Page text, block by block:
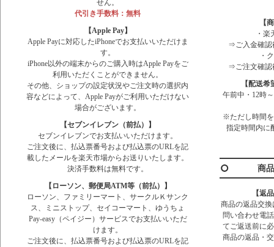
せん。
代引き手数料：無料
【Apple Pay】
Apple Payに対応したiPhoneでお支払いいただけま
す。
iPhone以外の端末からのご購入時はApple Payをご
利用いただくことができません。
その他、ショップの設定状況やご注文時の選択内
容などによって、Apple Payがご利用いただけない
場合がございます。
【セブンイレブン（前払）】
セブンイレブンでお支払いいただけます。
ご注文後に、払込票番号および払込票のURLを記
載したメールを楽天市場からお送りいたします。
決済手数料は無料です。
【ローソン、郵便局ATM等（前払）】
ローソン、ファミリーマート、サークルＫサンク
ス、ミニストップ、セイコーマート、ゆうちょ
Pay-easy（ペイジー）サービスでお支払いいただ
けます。
ご注文後に、払込票番号および払込票のURLを記
【
・
⇒ご入金確認
・
⇒ご注文確認
【配送
午前中・12時
※ただし時間
指定時間内に
商
【返
商品の返品交
問い合わせ電
てご返送前に
商品の返品・